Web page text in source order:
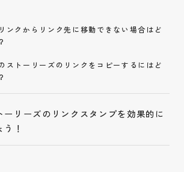
ンクからリンク先に移動できない場合はど
ストーリーズのリンクをコピーするにはど
ーリーズのリンクスタンプを効果的に
！